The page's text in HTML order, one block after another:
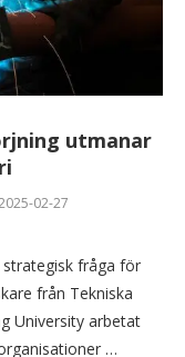
utmanar
02-27
fråga för
från Tekniska
University arbetat
…